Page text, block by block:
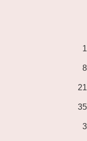
1
8
21
35
3